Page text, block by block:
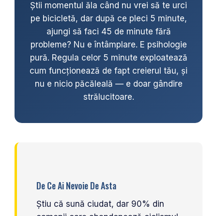
PINIOANE
SCHIMBATOR PINIOANE
SCHIMBATOR FOI
MANETE SCHIMBATOR
ETRIER FRANA
ANGRENAJE
MONOBLOC
Știi momentul ăla când nu vrei să te urci
pe bicicletă, dar după ce pleci 5 minute,
ajungi să faci 45 de minute fără
probleme? Nu e întâmplare. E psihologie
pură. Regula celor 5 minute exploatează
cum funcționează de fapt creierul tău, și
nu e nicio păcăleală — e doar gândire
strălucitoare.
De Ce Ai Nevoie De Asta
Știu că sună ciudat, dar 90% din